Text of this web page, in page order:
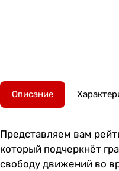
Описание
Представляем вам
который подчеркнёт
свободу движений во